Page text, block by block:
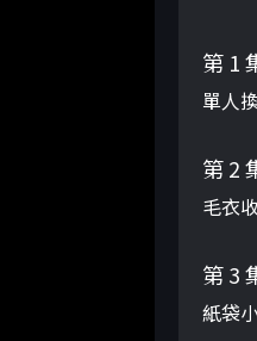
第 1
單人
第 2
毛衣
第 3
紙袋